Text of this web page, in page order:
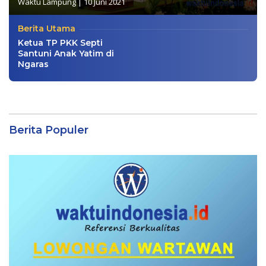
Berita Utama
Ketua TP PKK Septi
Santuni Anak Yatim di
Ngaras
Berita Populer